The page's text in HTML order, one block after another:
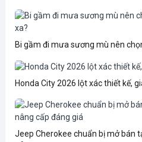
Bi gầm đi mưa sương mù nên
Honda City 2026 lột xác thiết kế,
Jeep Cherokee chuẩn bị mở bán